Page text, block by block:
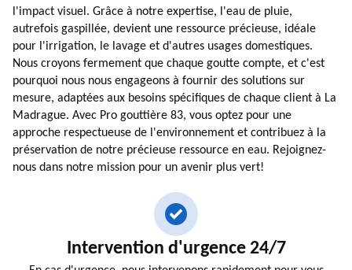
l'impact visuel. Grâce à notre expertise, l'eau de pluie,
autrefois gaspillée, devient une ressource précieuse, idéale
pour l'irrigation, le lavage et d'autres usages domestiques.
Nous croyons fermement que chaque goutte compte, et c'est
pourquoi nous nous engageons à fournir des solutions sur
mesure, adaptées aux besoins spécifiques de chaque client à La
Madrague. Avec Pro gouttière 83, vous optez pour une
approche respectueuse de l'environnement et contribuez à la
préservation de notre précieuse ressource en eau. Rejoignez-
nous dans notre mission pour un avenir plus vert!
Intervention d'urgence 24/7